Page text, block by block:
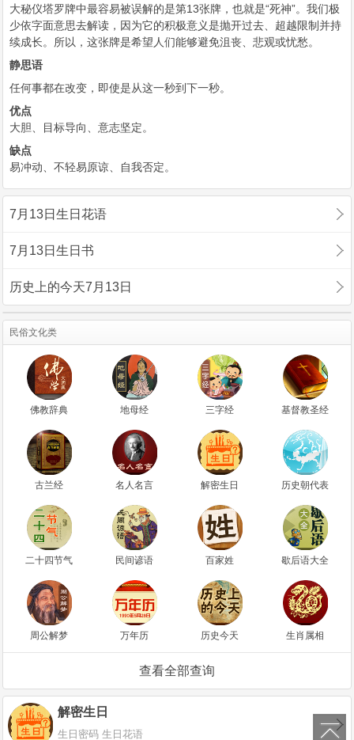
大秘仪塔罗牌中最容易被误解的是第13张牌，也就是“死神”。我们极
少依字面意思去解读，因为它的积极意义是抛开过去、超越限制并持
续成长。所以，这张牌是希望人们能够避免沮丧、悲观或忧愁。
静思语
任何事都在改变，即使是从这一秒到下一秒。
优点
大胆、目标导向、意志坚定。
缺点
易冲动、不轻易原谅、自我否定。
7月13日生日花语
7月13日生日书
历史上的今天7月13日
民俗文化类
佛教辞典 地母经 三字经 基督教圣经
古兰经 名人名言 解密生日 历史朝代表
二十四节气 民间谚语 百家姓 歇后语大全
周公解梦 万年历 历史今天 生肖属相
查看全部查询
解密生日
生日密码 生日花语